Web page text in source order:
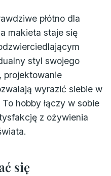
płótno dla
makieta staje się
styl swojego
projektowanie
wyrazić siebie w
hobby łączy w sobie
z ożywienia
się